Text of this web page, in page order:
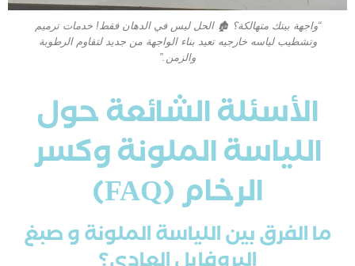
“واجهة بيتك متهالكة؟ 🏚️ الحل ليس في الدهان فقط! خدمات ترميم
وتشطيب لياسه خارجيه تعيد بناء الواجهة من جديد لتقاوم الرطوبة
والزمن.”
الأسئلة الشائعة حول
اللياسة الملونة وكسر
الرخام (FAQ)
ما الفرق بين اللياسة الملونة و صبغ